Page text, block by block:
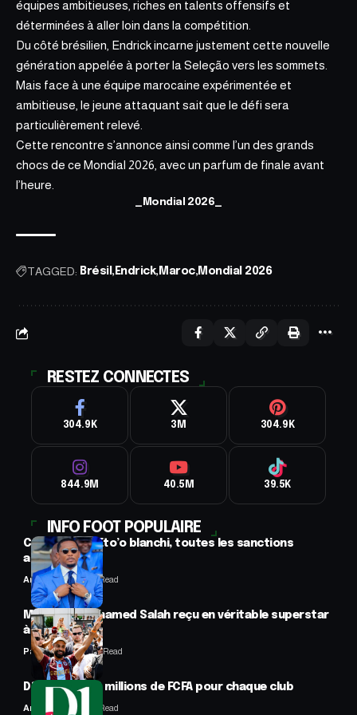
équipes ambitieuses, riches en talents offensifs et
déterminées à aller loin dans la compétition.
Du côté brésilien, Endrick incarne justement cette nouvelle
génération appelée à porter la Seleção vers les sommets.
Mais face à une équipe marocaine expérimentée et
ambitieuse, le jeune attaquant sait que le défi sera
particulièrement relevé.
Cette rencontre s’annonce ainsi comme l’un des grands
chocs de ce Mondial 2026, avec un parfum de finale avant
l’heure.
_Mondial 2026_
TAGGED: Brésil Endrick Maroc Mondial 2026
RESTEZ CONNECTES
304.9K 3M 304.9K
844.9M 40.5M 39.5K
INFO FOOT POPULAIRE
CAF : Samuel Eto’o blanchi, toutes les sanctions
annulées
Anselme AVI2 Min Read
Mercato : Mohamed Salah reçu en véritable superstar
à Trabzon
Panafrofoot1 Min Read
D1 Lonato : 70 millions de FCFA pour chaque club
Anselme AVI 2 Min Read